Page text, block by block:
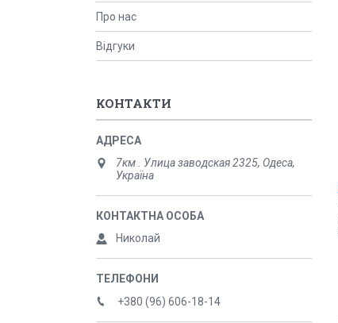
Про нас
Відгуки
КОНТАКТИ
7км . Улица заводская 2325, Одеса,
Україна
Николай
+380 (96) 606-18-14